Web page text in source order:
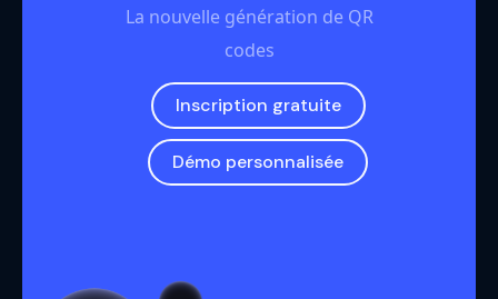
La nouvelle génération de QR
codes
Inscription gratuite
Démo personnalisée